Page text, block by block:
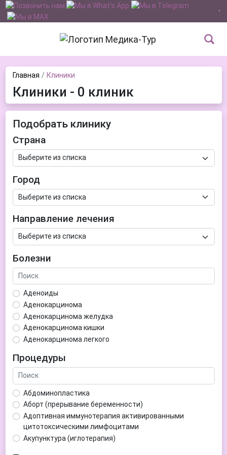
Главная Клиники
Клиники - 0 клиник
Подобрать клинику
Страна
Город
Направление лечения
Болезни
Аденоиды
Аденокарцинома
Аденокарцинома желудка
Аденокарцинома кишки
Аденокарцинома легкого
Аденома гипофиза
Аденома простаты
Аденома щитовидной железы
Аденомиоз
Адентия
Азооспермия
Акне (угри)
Алкоголизм
Процедуры
Абдоминопластика
Аборт (прерывание беременности)
Адоптивная иммунотерапия активированными
цитотоксическими лимфоцитами
Акупунктура (иглотерапия)